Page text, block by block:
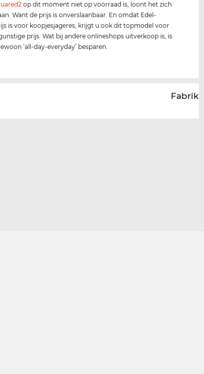
op dit moment niet op voorraad is, loont het zich
Want de prijs is onverslaanbaar. En omdat Edel-
is voor koopjesjageres, krijgt u ook dit topmodel voor
prijs. Wat bij andere onlineshops uitverkoop is, is
‘all-day-everyday’ besparen.